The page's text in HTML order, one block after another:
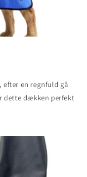
en regnfuld gå
dette dækken perfekt